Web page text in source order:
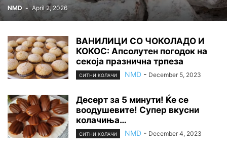
NMD - April 2, 2026
ВАНИЛИЦИ СО ЧОКОЛАДО И
КОКОС: Апсолутен погодок на
секоја празнична трпеза
СИТНИ КОЛАЧИ NMD - December 5, 2023
Десерт за 5 минути! Ќе се
воодушевите! Супер вкусни
колачиња…
СИТНИ КОЛАЧИ NMD - December 4, 2023